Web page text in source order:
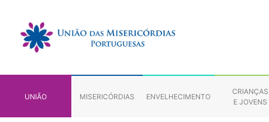
UNIÃO MISERICÓRDIAS ENVELHECIMENTO
CRIANÇAS
E JOVENS